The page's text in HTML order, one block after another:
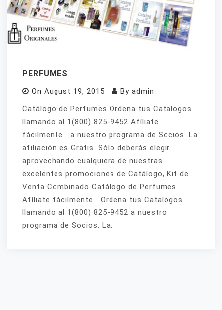
PERFUMES
On August 19, 2015 By admin
Catálogo de Perfumes Ordena tus Catalogos
llamando al 1(800) 825-9452 Afíliate
fácilmente a nuestro programa de Socios. La
afiliación es Gratis. Sólo deberás elegir
aprovechando cualquiera de nuestras
excelentes promociones de Catálogo, Kit de
Venta Combinado Catálogo de Perfumes
Afíliate fácilmente Ordena tus Catalogos
llamando al 1(800) 825-9452 a nuestro
programa de Socios. La.